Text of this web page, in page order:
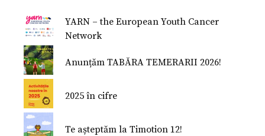
Studiu Temerarii
Nu Mi-e Frică!
YARN – the European Youth Cancer
Network
Anunțăm TABĂRA TEMERARII 2026!
2025 în cifre
Te așteptăm la Timotion 12!